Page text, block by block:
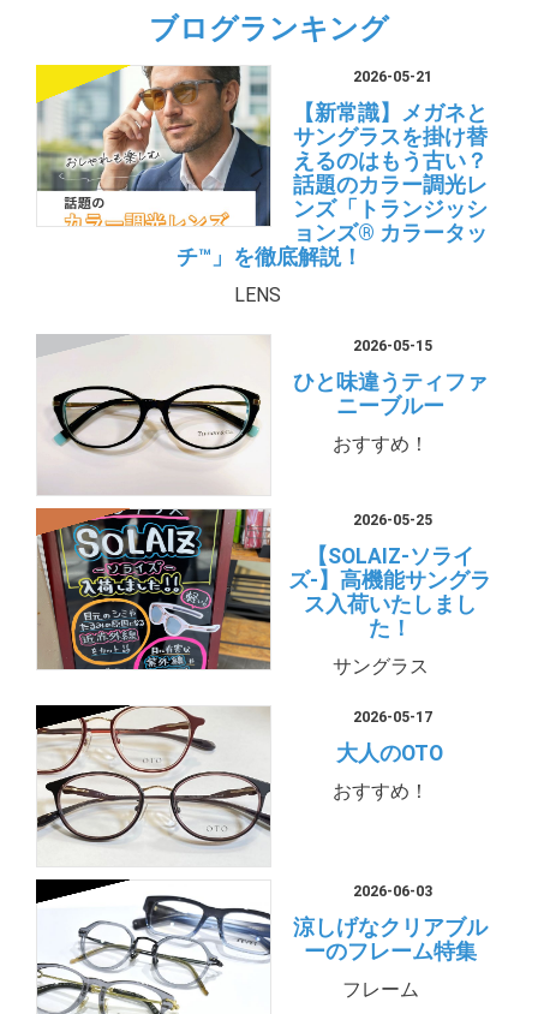
ブログランキング
2026-05-21
【新常識】メガネと
サングラスを掛け替
えるのはもう古い？
話題のカラー調光レ
ンズ「トランジッシ
ョンズ® カラータッ
チ™」を徹底解説！
LENS
2026-05-15
ひと味違うティファ
ニーブルー
おすすめ！
2026-05-25
【SOLAIZ-ソライ
ズ-】高機能サングラ
ス入荷いたしまし
た！
サングラス
2026-05-17
大人のOTO
おすすめ！
2026-06-03
涼しげなクリアブル
ーのフレーム特集
フレーム